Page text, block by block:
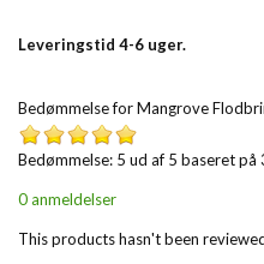
Leveringstid 4-6 uger.
Bedømmelse forMangrove
Bedømmelse: 5 ud af 5 baseret på
0 anmeldelser
This products hasn't been